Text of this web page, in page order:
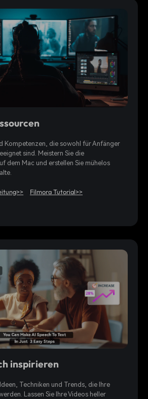
Kompetenzen, die sowohl für Anfänger
sind. Meistern Sie die
dem Mac und erstellen Sie mühelos
Filmora Tutorial>>
inspirieren
Techniken und Trends, die Ihre
Lassen Sie Ihre Videos heller